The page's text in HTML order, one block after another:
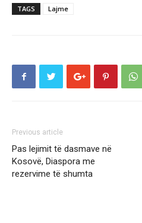
TAGS Lajme
Previous article
Pas lejimit të dasmave në
Kosovë, Diaspora me
rezervime të shumta